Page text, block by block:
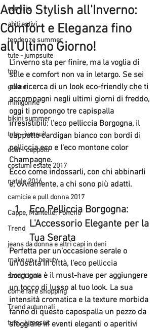
camicie
abiti estivi
tendenze summer
tute - jumpsuite
top
gonne
minigonne
bikini summer
tute - jumsuit
coat - cappotti
costumi estate 2017
natale 2016
camicie e pull donna 2017
Cappe, Mantelle, Poncho
Trend
jeans da donna e altri capi in deni
make up - beauty
smart look
come fare shopping
Trend autunnali
tute - jumpsuit
Addio Stylish all'Inverno:
Comfort e Eleganza fino
all'Ultimo Giorno!
L'inverno sta per finire, ma la voglia di
stile e comfort non va in letargo. Se sei
alla ricerca di un look eco-friendly che ti
accompagni negli ultimi giorni di freddo,
oggi ti propongo tre capispalla
irresistibili: l'eco pelliccia Borgogna, il
cappotto cardigan bianco con bordi di
pelliccia eco e l'eco montone color
Champagne.
Ecco come indossarli, con chi abbinarli
e, ovviamente, a chi sono più adatti.
Eco Pelliccia Borgogna:
L'Accessorio Elegante per la
Tua Serata
Perfetta per un'occasione serale o
un'uscita in città, l'eco pelliccia
borgogna è il must-have per aggiungere
un tocco di lusso al tuo look. La sua
intensità cromatica e la texture morbida
fanno di questo capospalla un pezzo da
sfoggiare in eventi eleganti o aperitivi